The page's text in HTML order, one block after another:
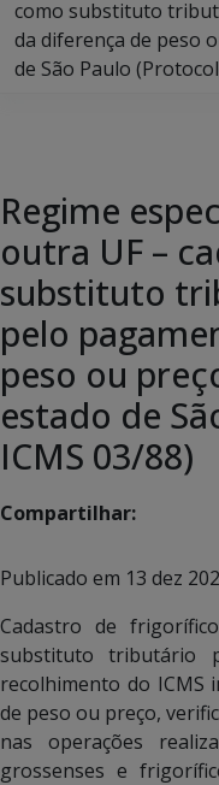
como substituto
da diferença de peso
de São Paulo
Regime
outra UF –
substituto
pelo
peso ou
estado de
ICMS 03/88)
Compartilhar:
Publicado em 13 dez
Cadastro de
substituto tributário
recolhimento do ICMS
de peso ou preço,
nas operações
grossenses e